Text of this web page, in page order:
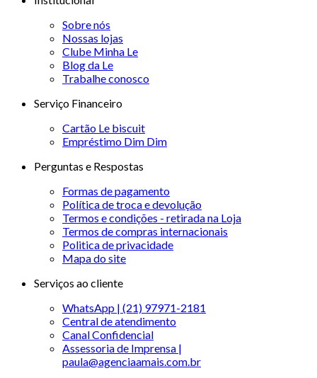
Sobre nós
Nossas lojas
Clube Minha Le
Blog da Le
Trabalhe conosco
Serviço Financeiro
Cartão Le biscuit
Empréstimo Dim Dim
Perguntas e Respostas
Formas de pagamento
Política de troca e devolução
Termos e condições - retirada na Loja
Termos de compras internacionais
Politica de privacidade
Mapa do site
Serviços ao cliente
WhatsApp | (21) 97971-2181
Central de atendimento
Canal Confidencial
Assessoria de Imprensa |
paula@agenciaamais.com.br